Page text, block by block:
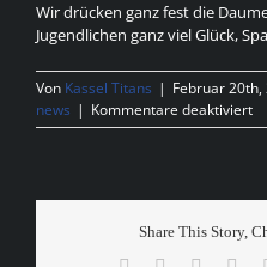
Wir drücken ganz fest die
Jugendlichen ganz viel Glück,
Von Kassel Titans | Februar 20th,
news | Kommentare deaktiviertfür
Share This Story,